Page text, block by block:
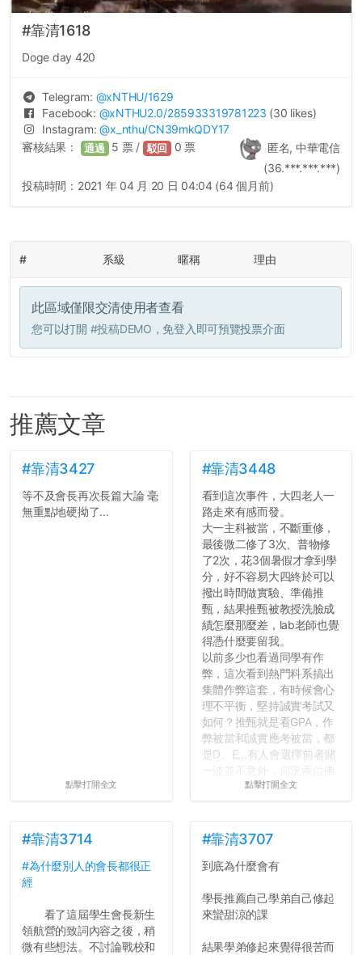
#靠清1618
Doge day 420
Telegram: @xNTHU/1629
Facebook: @xNTHU2.0/285933319781223 (30 likes)
Instagram:@x_nthu/CN39mkQDY17
匿名, 中華電信
(36.***.***.***)
審核結果： 通過 5 票 / 駁回 0 票
投稿時間： 2021 年 04 月 20 日 04:04 (64 個月前)
# 系級 暱稱 理由
此區域僅限交清使用者查看
您可以打開 #投稿DEMO ，免登入即可預覽投票介面
推薦文章
#靠清3427
等不及會長再次長篇大論 毫
無重點地硬拗了...
點擊打開全文
#靠清3448
看到這次事件，大四老人一
路走來有感而發。
大一主科被當，不斷重修，
最後微二修了3次、普物修
了2次，花3個暑假才拿到學
分，好不容易大四終於可以
撥出時間做實驗、準備推
甄，結果推甄被教授洗臉成
績怎麼那麼差，lab老師也覺
得憑什麼要留我。
以前多少也看過同學有作
弊，這次看到熱門科系搞出
集體作弊這套，有時候會心
理不平衡，堅持誠實考試又
如何？推甄就是看GPA，作
弊被當和誠實應考被當，都
是D、E...有人會選擇前者賭
一波並不意外，何況兩位佛
心教授看起來要輕輕放下
長作弊的風氣。
反正老人我明天就要搬離新
關，就當最後一天發個牢騷
吧XD，祝學弟妹們修課順利
點擊打開全文
#靠清3714
#為什麼別人的會長都很正
經
看了這屆學生會長新生
領航營的致詞內容之後，稍
微有些想法。不討論戰校和
#靠清3707
到底為什麼會有
學長推薦自己學弟自己修起
來蠻甜涼的課
結果學弟修起來覺得很苦而